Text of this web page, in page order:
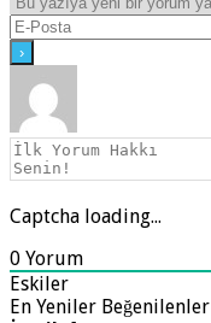
Captcha loading...
0 Yorum
Eskiler
En Yeniler Beğenilenler